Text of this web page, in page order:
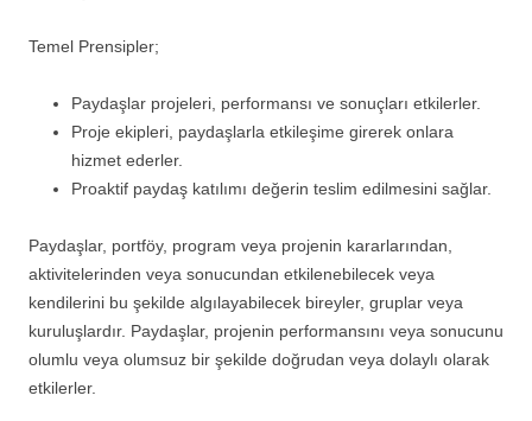
Temel Prensipler;
Paydaşlar projeleri, performansı ve sonuçları etkilerler.
Proje ekipleri, paydaşlarla etkileşime girerek onlara
hizmet ederler.
Proaktif paydaş katılımı değerin teslim edilmesini sağlar.
Paydaşlar, portföy, program veya projenin kararlarından,
aktivitelerinden veya sonucundan etkilenebilecek veya
kendilerini bu şekilde algılayabilecek bireyler, gruplar veya
kuruluşlardır. Paydaşlar, projenin performansını veya sonucunu
olumlu veya olumsuz bir şekilde doğrudan veya dolaylı olarak
etkilerler.